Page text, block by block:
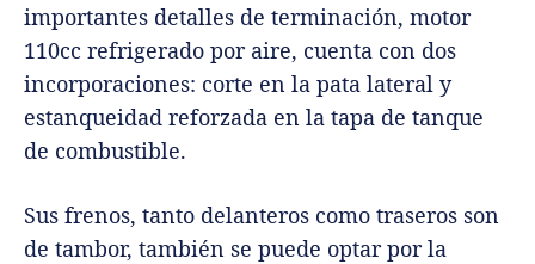
importantes detalles de terminación, motor
110cc refrigerado por aire, cuenta con dos
incorporaciones: corte en la pata lateral y
estanqueidad reforzada en la tapa de tanque
de combustible.
Sus frenos, tanto delanteros como traseros son
de tambor, también se puede optar por la